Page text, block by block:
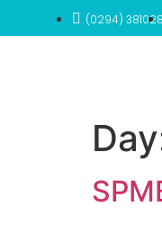
(0294) 381028